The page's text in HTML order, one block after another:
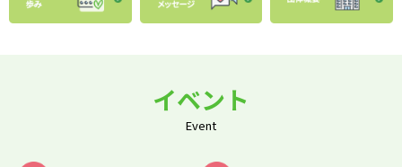
イベント
Event